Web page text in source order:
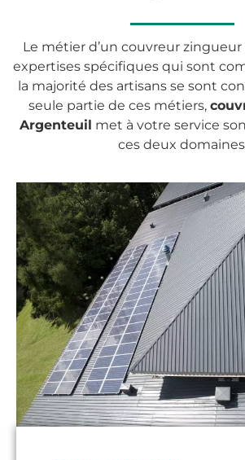
Le métier d’un couvreur
expertises spécifiques qui sont
la majorité des artisans se sont
seule partie de ces métiers,
Argenteuil met à votre service
ces deux